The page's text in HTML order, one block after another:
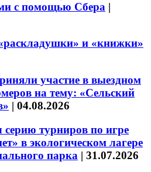
с помощью Сбера |
и «книжки»
участие в выездном
на тему: «Сельский
| 04.08.2026
серию турниров по игре
в экологическом лагере
парка | 31.07.2026